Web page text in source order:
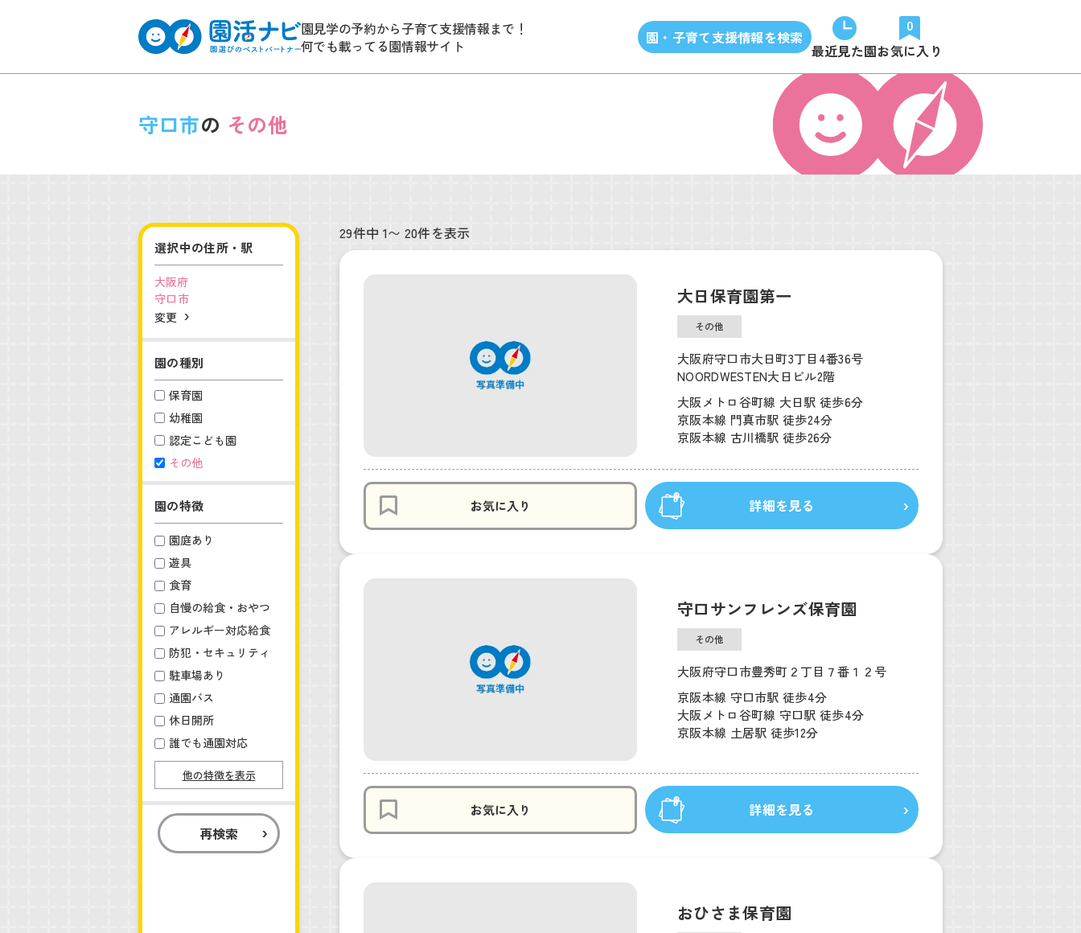
園見学の予約から子育て支援情報まで！
何でも載ってる園情報サイト
園・子育て支援情報を検索
最近見た園
0
お気に入り
守口市の その他
選択中の住所・駅
大阪府
守口市
変更
園の種別
保育園
幼稚園
認定こども園
その他
園の特徴
園庭あり
遊具
食育
自慢の給食・おやつ
アレルギー対応給食
防犯・セキュリティ
駐車場あり
通園バス
休日開所
誰でも通園対応
他の特徴を表示
再検索
29件中 1〜 20件を表示
大日保育園第一
その他
大阪府守口市大日町3丁目4番36号
NOORDWESTEN大日ビル2階
大阪メトロ谷町線 大日駅 徒歩6分
京阪本線 門真市駅 徒歩24分
京阪本線 古川橋駅 徒歩26分
お気に入り 詳細を見る
守口サンフレンズ保育園
その他
大阪府守口市豊秀町２丁目７番１２号
京阪本線 守口市駅 徒歩4分
大阪メトロ谷町線 守口駅 徒歩4分
京阪本線 土居駅 徒歩12分
お気に入り 詳細を見る
おひさま保育園